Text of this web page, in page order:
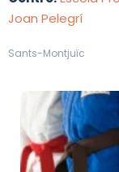
Joan Pelegrí
Sants-Montjuïc